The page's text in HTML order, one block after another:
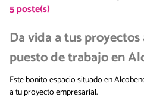
5poste(s)
Da vida a tus
puesto de trabajo en
Este bonito espacio situado en
a tu proyecto empresarial.